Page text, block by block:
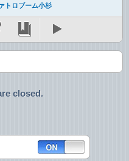
トロブーム小杉
closed.